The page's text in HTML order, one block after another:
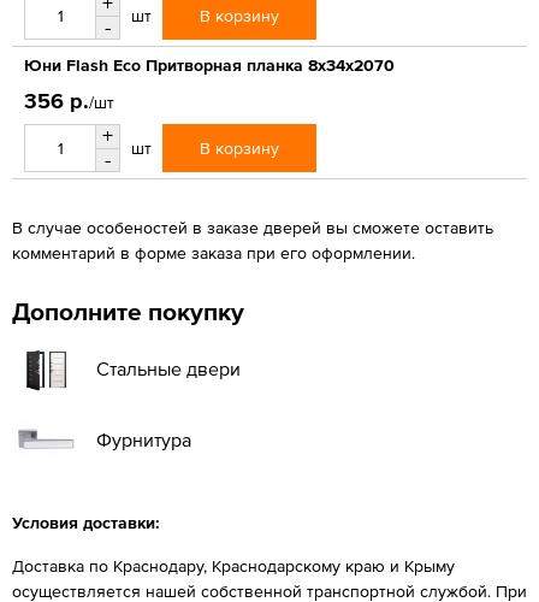
-
шт В корзину
Юни Flash Eco Притворная планка 8x34x2070
356 р./шт
+
-
шт В корзину
В случае особеностей в заказе дверей вы сможете оставить
комментарий в форме заказа при его оформлении.
Дополните покупку
Стальные двери
Фурнитура
Условия доставки:
Доставка по Краснодару, Краснодарскому краю и Крыму
осуществляется нашей собственной транспортной службой. При